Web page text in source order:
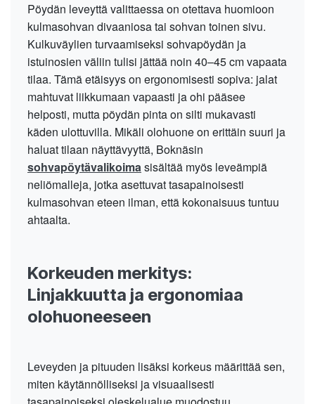
Pöydän leveyttä valittaessa on otettava huomioon
kulmasohvan divaaniosa tai sohvan toinen sivu.
Kulkuväylien turvaamiseksi sohvapöydän ja
istuinosien väliin tulisi jättää noin 40–45 cm vapaata
tilaa. Tämä etäisyys on ergonomisesti sopiva: jalat
mahtuvat liikkumaan vapaasti ja ohi pääsee
helposti, mutta pöydän pinta on silti mukavasti
käden ulottuvilla. Mikäli olohuone on erittäin suuri ja
haluat tilaan näyttävyyttä, Boknäsin
sohvapöytävalikoimasisältää myös leveämpiä
neliömalleja, jotka asettuvat tasapainoisesti
kulmasohvan eteen ilman, että kokonaisuus tuntuu
ahtaalta.
Korkeuden merkitys:
Linjakkuutta ja ergonomiaa
olohuoneeseen
Leveyden ja pituuden lisäksi korkeus määrittää sen,
miten käytännölliseksi ja visuaalisesti